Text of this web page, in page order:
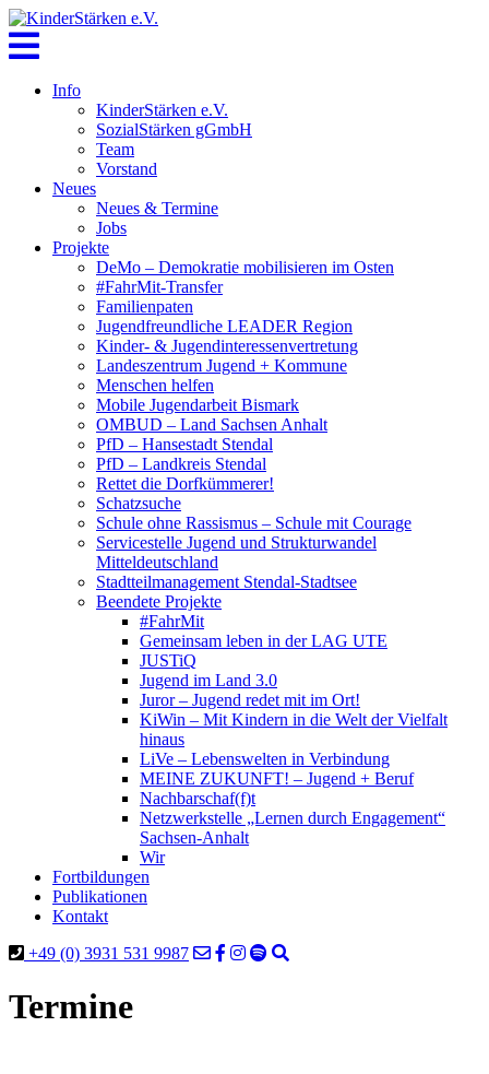
Skip
to
content
Info
KinderStärken e.V.
SozialStärken gGmbH
Team
Vorstand
Neues
Neues & Termine
Jobs
Projekte
DeMo – Demokratie mobilisieren im Osten
#FahrMit-Transfer
Familienpaten
Jugendfreundliche LEADER Region
Kinder- & Jugendinteressenvertretung
Landeszentrum Jugend + Kommune
Menschen helfen
Mobile Jugendarbeit Bismark
OMBUD – Land Sachsen Anhalt
PfD – Hansestadt Stendal
PfD – Landkreis Stendal
Rettet die Dorfkümmerer!
Schatzsuche
Schule ohne Rassismus – Schule mit Courage
Servicestelle Jugend und Strukturwandel
Mitteldeutschland
Stadtteilmanagement Stendal-Stadtsee
Beendete Projekte
#FahrMit
Gemeinsam leben in der LAG UTE
JUSTiQ
Jugend im Land 3.0
Juror – Jugend redet mit im Ort!
KiWin – Mit Kindern in die Welt der Vielfalt
hinaus
LiVe – Lebenswelten in Verbindung
MEINE ZUKUNFT! – Jugend + Beruf
Nachbarschaf(f)t
Netzwerkstelle „Lernen durch Engagement“
Sachsen-Anhalt
Wir
Fortbildungen
Publikationen
Kontakt
+49 (0) 3931 531 9987
Termine